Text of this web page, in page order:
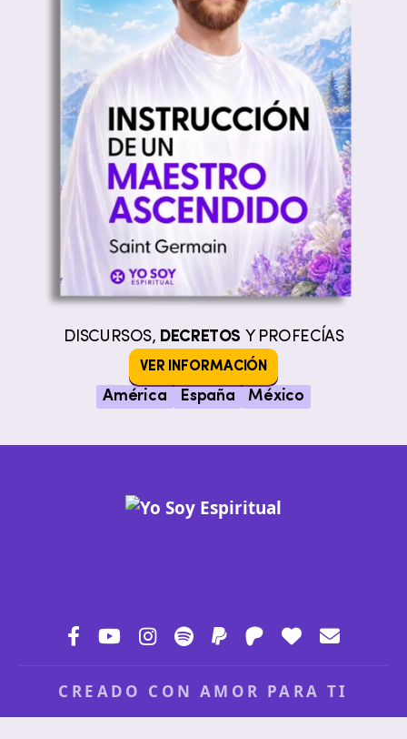
DISCURSOS, DECRETOS Y PROFECÍAS
VER INFORMACIÓN
América España México
CREADO CON AMOR PARA TI